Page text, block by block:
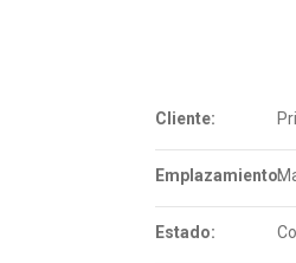
Cliente:
Emplazamiento:
Estado: